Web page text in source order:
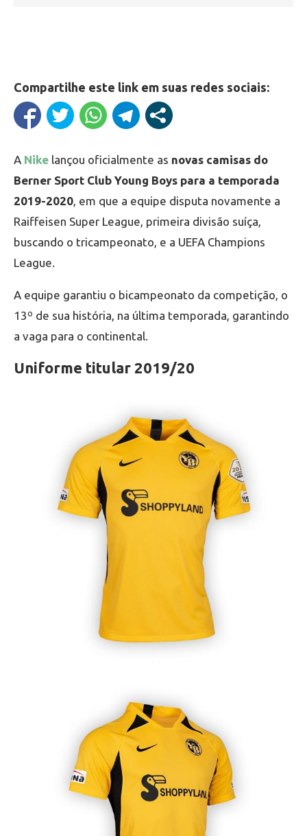
Compartilhe este link em suas redes sociais:
A Nike lançou oficialmente as novas camisas do
Berner Sport Club Young Boys para a temporada
2019-2020, em que a equipe disputa novamente a
Raiffeisen Super League, primeira divisão suíça,
buscando o tricampeonato, e a UEFA Champions
League.
A equipe garantiu o bicampeonato da competição, o
13º de sua história, na última temporada, garantindo
a vaga para o continental.
Uniforme titular 2019/20